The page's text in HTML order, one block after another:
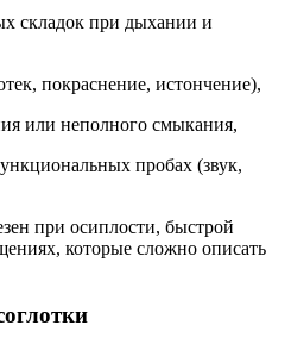
складок при дыхании и
покраснение, истончение),
или неполного смыкания,
пробах (звук,
при осиплости, быстрой
которые сложно описать